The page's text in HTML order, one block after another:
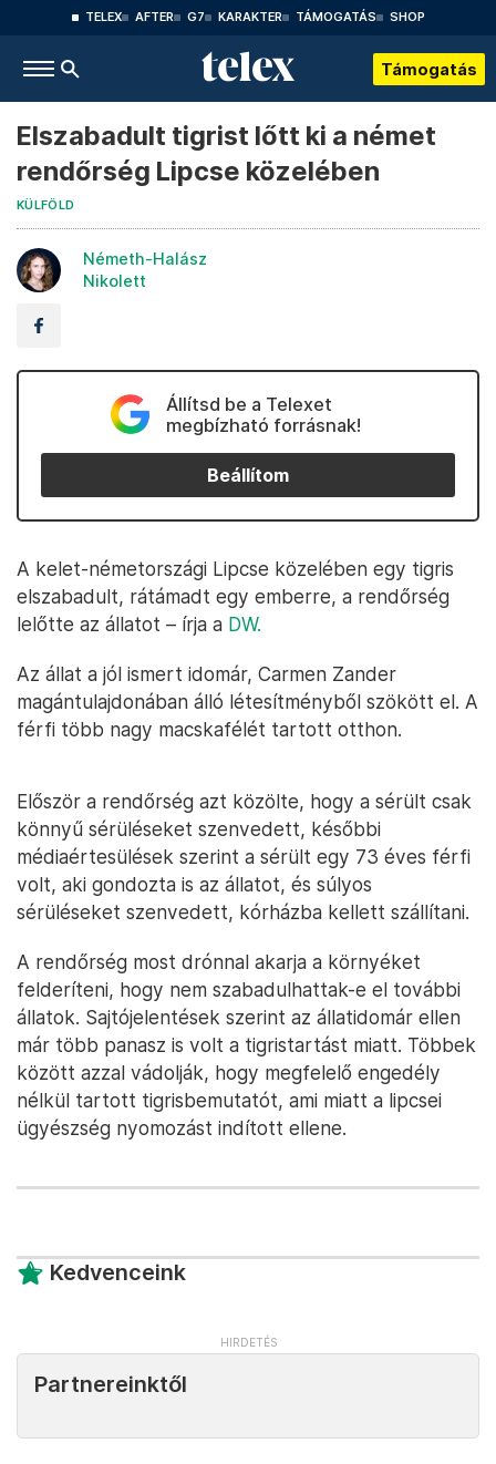
TELEX AFTER G7 KARAKTER TÁMOGATÁS SHOP
Támogatás
Elszabadult tigrist lőtt ki a német
rendőrség Lipcse közelében
KÜLFÖLD
Németh-Halász
Nikolett
Állítsd be a Telexet
megbízható forrásnak!
Beállítom
A kelet-németországi Lipcse közelében egy tigris
elszabadult, rátámadt egy emberre, a rendőrség
lelőtte az állatot – írja a DW.
Az állat a jól ismert idomár, Carmen Zander
magántulajdonában álló létesítményből szökött el. A
férfi több nagy macskafélét tartott otthon.
Először a rendőrség azt közölte, hogy a sérült csak
könnyű sérüléseket szenvedett, későbbi
médiaértesülések szerint a sérült egy 73 éves férfi
volt, aki gondozta is az állatot, és súlyos
sérüléseket szenvedett, kórházba kellett szállítani.
A rendőrség most drónnal akarja a környéket
felderíteni, hogy nem szabadulhattak-e el további
állatok. Sajtójelentések szerint az állatidomár ellen
már több panasz is volt a tigristartást miatt. Többek
között azzal vádolják, hogy megfelelő engedély
nélkül tartott tigrisbemutatót, ami miatt a lipcsei
ügyészség nyomozást indított ellene.
Kedvenceink
Partnereinktől